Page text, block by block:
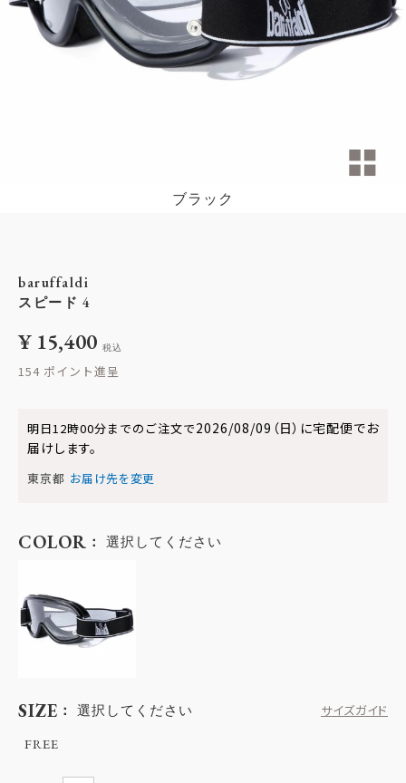
ブラック
baruffaldi
スピード 4
¥ 15,400 税込
154
明日12時00分までのご注文で2026/08/09（日） に宅配便でお
届けします。
東京都 お届け先を変更
SIZE 選択してください
サイズガイド
FREE
COLOR 選択してください